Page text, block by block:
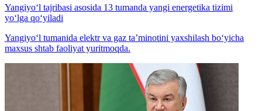
Yangiyo‘l tajribasi asosida 13 tumanda yangi energetika tizimi
yo‘lga qo‘yiladi
Yangiyo‘l tumanida elektr va gaz ta’minotini yaxshilash bo‘yicha
maxsus shtab faoliyat yuritmoqda.